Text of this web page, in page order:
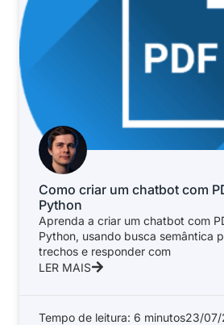
Como criar um chatbot com
Python
Aprenda a criar um chatbot com
Python, usando busca semântica
trechos e responder com
LER MAIS
Tempo de leitura: 6 minutos23/